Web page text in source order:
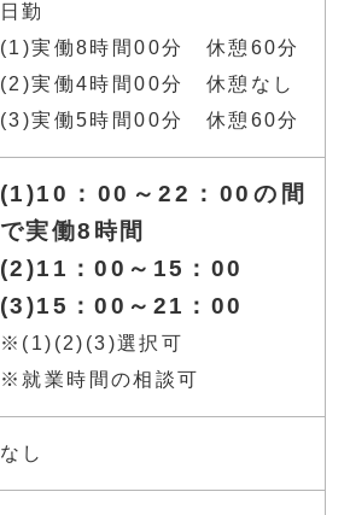
日勤
(1)実働8時間00分 休憩60分
(2)実働4時間00分 休憩なし
(3)実働5時間00分 休憩60分
(1)10：00～22：00の間
で実働8時間
(2)11：00～15：00
(3)15：00～21：00
※(1)(2)(3)選択可
※就業時間の相談可
なし